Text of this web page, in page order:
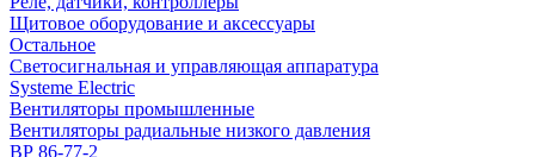
Щитовое оборудование и аксессуары
Остальное
Светосигнальная и управляющая аппаратура
Systeme Electric
Вентиляторы промышленные
Вентиляторы радиальные низкого давления
ВР 86-77-2